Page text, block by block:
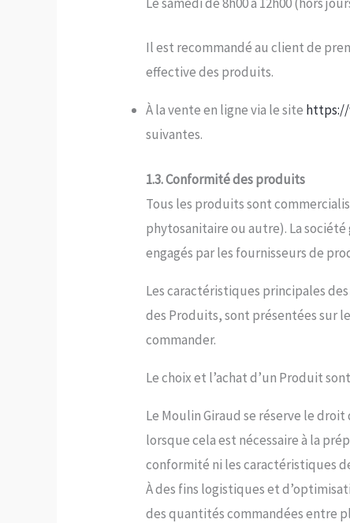
Il est recommandé au client de
effective des produits.
À la vente en ligne via le site
suivantes.
1.3. Conformité des produits
Tous les produits sont
phytosanitaire ou autre). La
engagés par les fournisseurs de
Les caractéristiques principales
des Produits, sont présentées sur
commander.
Le choix et l’achat d’un Produit
Le Moulin Giraud se réserve le
lorsque cela est nécessaire à la
conformité ni les caractéristiques
À des fins logistiques et
des quantités commandées entre